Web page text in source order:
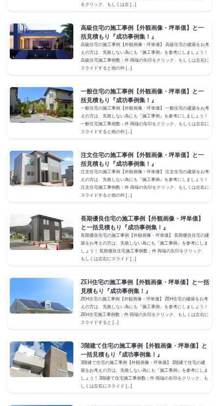
をクリック、もしくは左 […]
高級住宅の施工事例【外観画像・坪単価】と一
括見積もり『成功事例集！』
高級住宅の施工事例【外観画像・坪単価】 高級住宅の建築をお考
えの方は、失敗しない為にも『施工事例』を参考にしましょう！
高級住宅施工事例数：件 両端の矢印をクリック、もしくは左右に
スライドすると他の外 […]
一般住宅の施工事例【外観画像・坪単価】と一
括見積もり『成功事例集！』
一般住宅の施工事例【外観画像・坪単価】 一般住宅の建築をお考
えの方は、失敗しない為にも『施工事例』を参考にしましょう！
一般住宅施工事例数：件 両端の矢印をクリック、もしくは左右に
スライドすると他の外 […]
注文住宅の施工事例【外観画像・坪単価】と一
括見積もり『成功事例集！』
注文住宅の施工事例【外観画像・坪単価】 注文住宅の建築をお考
えの方は、失敗しない為にも『施工事例』を参考にしましょう！
注文住宅施工事例数：件 両端の矢印をクリック、もしくは左右に
スライドすると他の外 […]
長期優良住宅の施工事例【外観画像・坪単価】
と一括見積もり『成功事例集！』
長期優良住宅の施工事例【外観画像・坪単価】 長期優良住宅の建
築をお考えの方は、失敗しない為にも『施工事例』を参考にしま
しょう！ 長期優良住宅施工事例数：件 両端の矢印をクリック、
もしくは左右にスライド […]
ZEH住宅の施工事例【外観画像・坪単価】と一括
見積もり『成功事例集！』
ZEH住宅の施工事例【外観画像・坪単価】 ZEH住宅の建築をお考
えの方は、失敗しない為にも『施工事例』を参考にしましょう！
ZEH住宅施工事例数：件 両端の矢印をクリック、もしくは左右に
スライドすると […]
3階建て住宅の施工事例【外観画像・坪単価】と
一括見積もり『成功事例集！』
3階建て住宅の施工事例【外観画像・坪単価】 3階建て住宅の建
築をお考えの方は、失敗しない為にも『施工事例』を参考にしま
しょう！ 3階建て住宅施工事例数：件 両端の矢印をクリック、も
しくは左右にスライド […]